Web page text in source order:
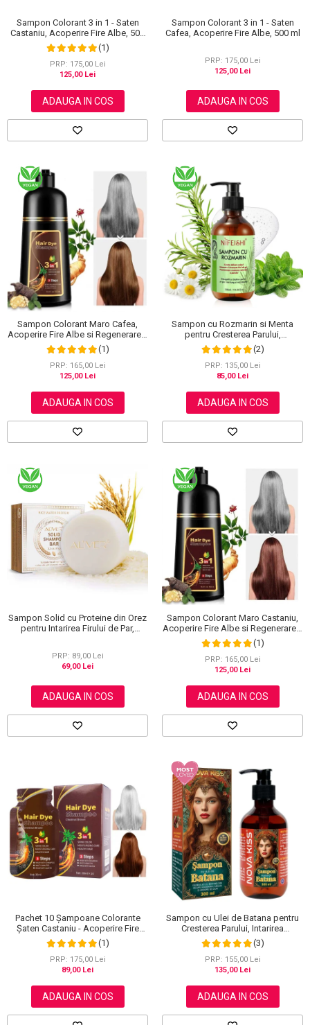
Sampon Colorant 3 in 1 - Saten
Castaniu, Acoperire Fire Albe, 500
ml
(1)
PRP: 175,00 Lei
125,00 Lei
ADAUGA IN COS
Sampon Colorant 3 in 1 - Saten
Cafea, Acoperire Fire Albe, 500 ml
PRP: 175,00 Lei
125,00 Lei
ADAUGA IN COS
Sampon Colorant Maro Cafea,
Acoperire Fire Albe si Regenerare 3
in 1, #4 Coffee, 500 ml
(1)
PRP: 165,00 Lei
125,00 Lei
ADAUGA IN COS
Sampon cu Rozmarin si Menta
pentru Cresterea Parului,
NIFEISHI®, 300 ml
(2)
PRP: 135,00 Lei
85,00 Lei
ADAUGA IN COS
Sampon Solid cu Proteine din Orez
pentru Intarirea Firului de Par,
PRP: 89,00 Lei
69,00 Lei
ADAUGA IN COS
Sampon Colorant Maro Castaniu,
Acoperire Fire Albe si Regenerare 3
in 1, #3 Chestnut Brown, 500 ml
(1)
PRP: 165,00 Lei
125,00 Lei
ADAUGA IN COS
Pachet 10 Șampoane Colorante
Șaten Castaniu - Acoperire Fire
Albe, 10x30ml(1)
PRP: 175,00 Lei
89,00 Lei
ADAUGA IN COS
Sampon cu Ulei de Batana pentru
Cresterea Parului, Intarirea
Radacinilor Firului de Par, Infuzat cu
Biotina, Rozmarin, NOVA KISS®,
300 ml
(3)
PRP: 155,00 Lei
135,00 Lei
ADAUGA IN COS